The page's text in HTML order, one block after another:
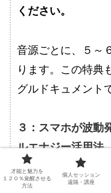
ください。
音源ごとに、５～
ります。この特典
グルドキュメント
３：スマホが波動
ルエナジー活用法
ＳＥＳ社のサトル
才能と魅力を
１２０％覚醒させる
方法
個人セッション
遠隔・講座